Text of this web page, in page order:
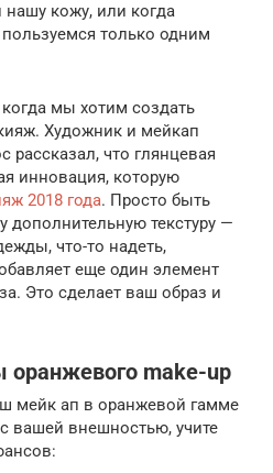
нашу кожу, или когда
только одним
мы хотим создать
Художник и мейкап
рассказал, что глянцевая
инновация, которую
2018 года. Просто быть
дополнительную текстуру —
что-то надеть,
еще один элемент
Это сделает ваш образ и
make-up
мейк ап в оранжевой гамме
вашей внешностью, учите